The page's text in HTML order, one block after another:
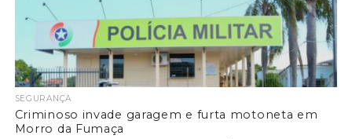
SEGURANÇA
Criminoso invade garagem e furta motoneta em
Morro da Fumaça